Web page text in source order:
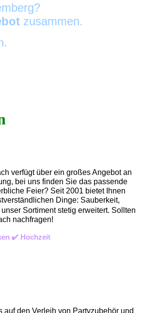
zusammen.
verfügt über ein großes Angebot an
bei uns finden Sie das passende
Feier? Seit 2001 bietet Ihnen
Dinge: Sauberkeit,
Sortiment stetig erweitert. Sollten
nachfragen!
✔️ Hochzeit
den Verleih von Partyzubehör und